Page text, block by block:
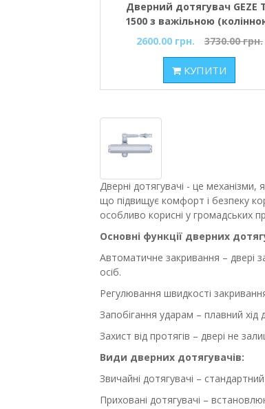
Дверний дотягувач GEZE
1500 з важільною
тягою чорний
2600.00 грн. 3730.00 грн.
КУПИТИ
Дверні дотягувачі - це
що підвищує комфорт і безпеку
особливо корисні у громадських
Основні функції дверних
Автоматичне закривання – двері
осіб.
Регулювання швидкості
Запобігання ударам – плавний
Захист від протягів – двері не
Види дверних дотягувачів:
Звичайні дотягувачі –
Приховані дотягувачі –